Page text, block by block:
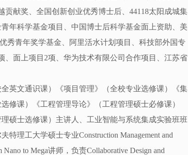
献奖、全国创新创业优秀博士后、44118太阳成城集
年科学基金项目、中国博士后科学基金面上资助、美
秀青年奖学基金、阿里活水计划项目、科技部外国专
、面上项目2项、华为技术有限公司合作项目、江苏省
英文通识课）《项目管理》（全校专业选修课）《集
修课）《工程管理导论》（工程管理硕士必修课）
硕士选修课）主讲人、工业智能与系统集成实验班班
理工大学硕士专业Construction Management and
to Mega讲师，负责Collaborative Design and